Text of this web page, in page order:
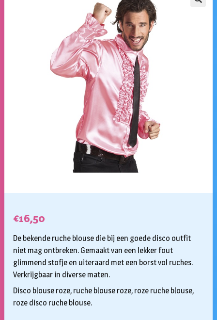
Inloggen
€16,50
De bekende ruche blouse die bij een goede disco outfit
niet mag ontbreken. Gemaakt van een lekker fout
glimmend stofje en uiteraard met een borst vol ruches.
Verkrijgbaar in diverse maten.
Disco blouse roze, ruche blouse roze, roze ruche blouse,
roze disco ruche blouse.